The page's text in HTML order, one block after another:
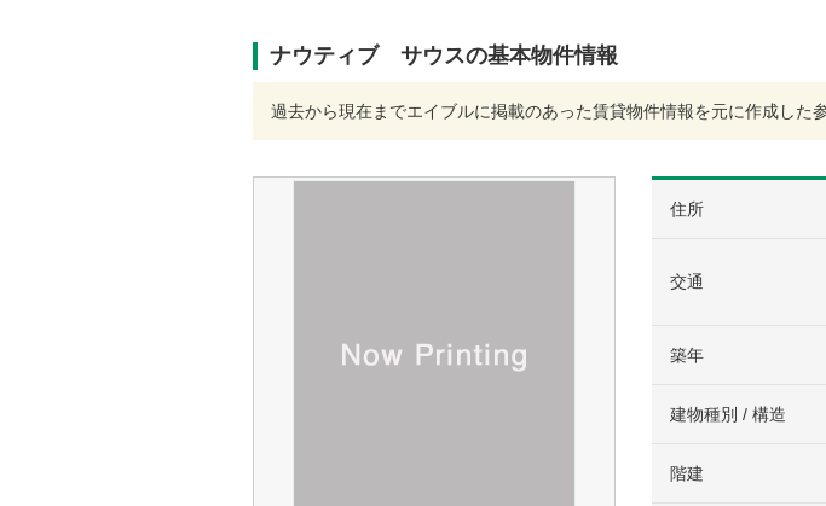
ナウティブ サウスの基本物件情報
過去から現在までエイブルに掲載のあった賃貸物件情報を元に作成した
住所
交通
築年
建物種別 / 構造
階建